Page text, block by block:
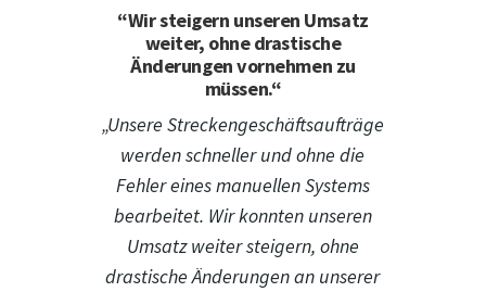
“Wir steigern unseren Umsatz
weiter, ohne drastische
Änderungen vornehmen zu
müssen.“
„Unsere Streckengeschäftsaufträge
werden schneller und ohne die
Fehler eines manuellen Systems
bearbeitet. Wir konnten unseren
Umsatz weiter steigern, ohne
drastische Änderungen an unserer